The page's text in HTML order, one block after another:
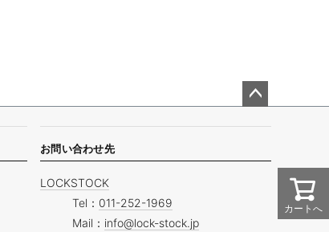
カートへ
ジト
へ
お問い合わせ先
LOCKSTOCK
Tel： 011-252-1969
Mail： info@lock-stock.jp